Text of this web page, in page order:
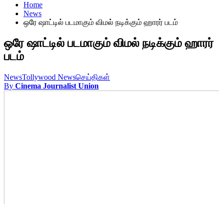
Home
News
ஒரே ஷாட்டில் படமாகும் விமல் நடிக்கும் ஹாரர் படம்
ஒரே ஷாட்டில் படமாகும் விமல் நடிக்கும் ஹாரர்
படம்
NewsTollywood Newsசெய்திகள்
By Cinema Journalist Union